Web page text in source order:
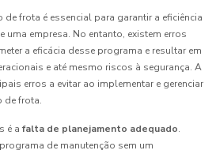
de frota é essencial para garantir a eficiência
uma empresa. No entanto, existem erros
a eficácia desse programa e resultar em
e até mesmo riscos à segurança. A
erros a evitar ao implementar e gerenciar
de frota.
é a falta de planejamento adequado.
de manutenção sem um